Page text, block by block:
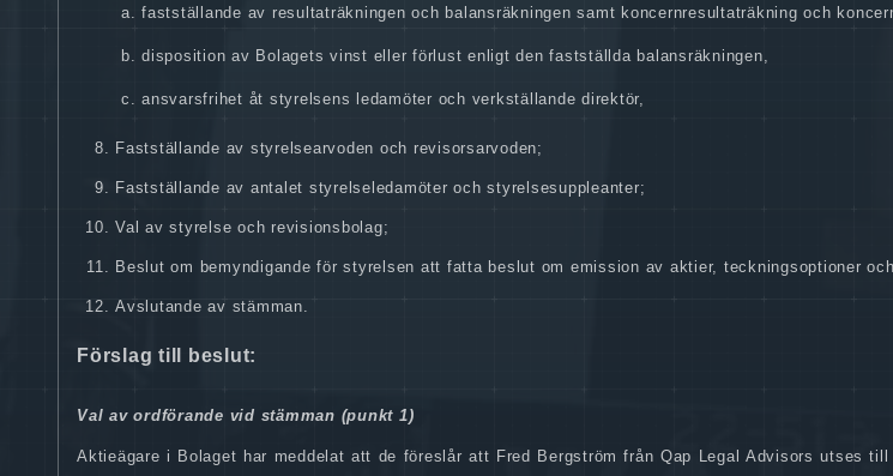
fastställande av resultaträkningen och balansräkningen samt koncernresultaträkning och
disposition av Bolagets vinst eller förlust enligt den fastställda balansräkningen,
ansvarsfrihet åt styrelsens ledamöter och verkställande direktör,
Fastställande av styrelsearvoden och revisorsarvoden;
Fastställande av antalet styrelseledamöter och styrelsesuppleanter;
Val av styrelse och revisionsbolag;
Beslut om bemyndigande för styrelsen att fatta beslut om emission av aktier, teckningsoptioner
Avslutande av stämman.
Förslag till beslut:
Val av ordförande vid stämman (punkt 1)
Aktieägare i Bolaget har meddelat att de föreslår att Fred Bergström från Qap Legal Advisors utses